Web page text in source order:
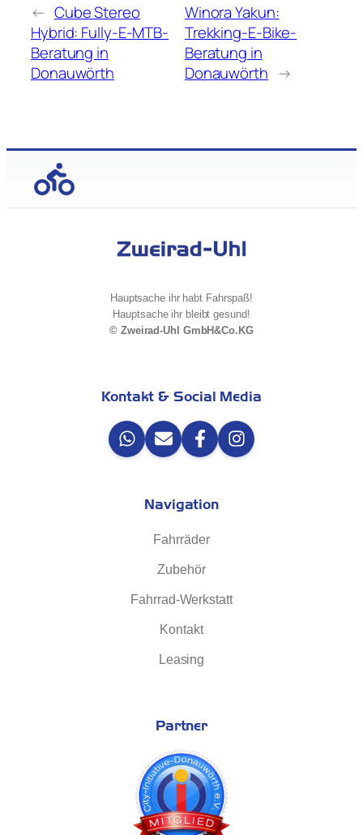
← Cube Stereo
Hybrid: Fully-E-MTB-
Beratung in
Donauwörth
Winora Yakun:
Trekking-E-Bike-
Beratung in
Donauwörth →
Hauptsache ihr habt Fahrspaß!
Hauptsache ihr bleibt gesund!
© Zweirad-Uhl GmbH&Co.KG
Kontakt & Social Media
Navigation
Fahrräder
Zubehör
Fahrrad-Werkstatt
Kontakt
Leasing
Partner